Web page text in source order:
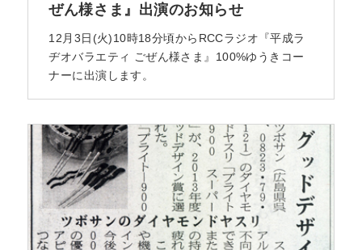
ぜん様さま』出演のお知らせ
12月3日(火)10時18分頃からRCCラジオ『平成ラ
ヂオバラエティ ごぜん様さま』100%ゆうきコー
ナーに出演します。